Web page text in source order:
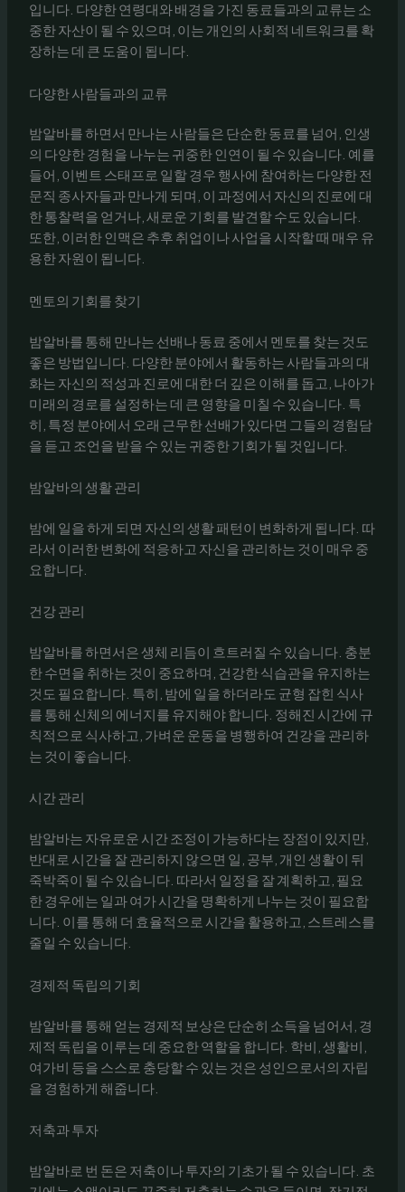
입니다. 다양한 연령대와 배경을 가진 동료들과의 교류는 소
중한 자산이 될 수 있으며, 이는 개인의 사회적 네트워크를 확
장하는 데 큰 도움이 됩니다.
다양한 사람들과의 교류
밤알바를 하면서 만나는 사람들은 단순한 동료를 넘어, 인생
의 다양한 경험을 나누는 귀중한 인연이 될 수 있습니다. 예를
들어, 이벤트 스태프로 일할 경우 행사에 참여하는 다양한 전
문직 종사자들과 만나게 되며, 이 과정에서 자신의 진로에 대
한 통찰력을 얻거나, 새로운 기회를 발견할 수도 있습니다.
또한, 이러한 인맥은 추후 취업이나 사업을 시작할 때 매우 유
용한 자원이 됩니다.
멘토의 기회를 찾기
밤알바를 통해 만나는 선배나 동료 중에서 멘토를 찾는 것도
좋은 방법입니다. 다양한 분야에서 활동하는 사람들과의 대
화는 자신의 적성과 진로에 대한 더 깊은 이해를 돕고, 나아가
미래의 경로를 설정하는 데 큰 영향을 미칠 수 있습니다. 특
히, 특정 분야에서 오래 근무한 선배가 있다면 그들의 경험담
을 듣고 조언을 받을 수 있는 귀중한 기회가 될 것입니다.
밤알바의 생활 관리
밤에 일을 하게 되면 자신의 생활 패턴이 변화하게 됩니다. 따
라서 이러한 변화에 적응하고 자신을 관리하는 것이 매우 중
요합니다.
건강 관리
밤알바를 하면서은 생체 리듬이 흐트러질 수 있습니다. 충분
한 수면을 취하는 것이 중요하며, 건강한 식습관을 유지하는
것도 필요합니다. 특히, 밤에 일을 하더라도 균형 잡힌 식사
를 통해 신체의 에너지를 유지해야 합니다. 정해진 시간에 규
칙적으로 식사하고, 가벼운 운동을 병행하여 건강을 관리하
는 것이 좋습니다.
시간 관리
밤알바는 자유로운 시간 조정이 가능하다는 장점이 있지만,
반대로 시간을 잘 관리하지 않으면 일, 공부, 개인 생활이 뒤
죽박죽이 될 수 있습니다. 따라서 일정을 잘 계획하고, 필요
한 경우에는 일과 여가 시간을 명확하게 나누는 것이 필요합
니다. 이를 통해 더 효율적으로 시간을 활용하고, 스트레스를
줄일 수 있습니다.
경제적 독립의 기회
밤알바를 통해 얻는 경제적 보상은 단순히 소득을 넘어서, 경
제적 독립을 이루는 데 중요한 역할을 합니다. 학비, 생활비,
여가비 등을 스스로 충당할 수 있는 것은 성인으로서의 자립
을 경험하게 해줍니다.
저축과 투자
밤알바로 번 돈은 저축이나 투자의 기초가 될 수 있습니다. 초